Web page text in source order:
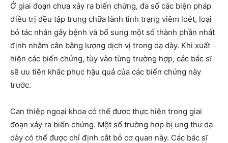
Ở giai đoạn chưa xảy ra biến chứng, đa số các biện pháp
điều trị đều tập trung chữa lành tình trạng viêm loét, loại
bỏ tác nhân gây bệnh và bổ sung một số thành phần nhất
định nhằm cân bằng lượng dịch vị trong dạ dày. Khi xuất
hiện các biến chứng, tùy vào từng trường hợp, các bác sĩ
sẽ ưu tiên khắc phục hậu quả của các biến chứng này
trước.
Can thiệp ngoại khoa có thể được thực hiện trong giai
đoạn xảy ra biến chứng. Một số trường hợp bị ung thư dạ
dày có thể được chỉ định cắt bỏ cơ quan này. Các bác sĩ